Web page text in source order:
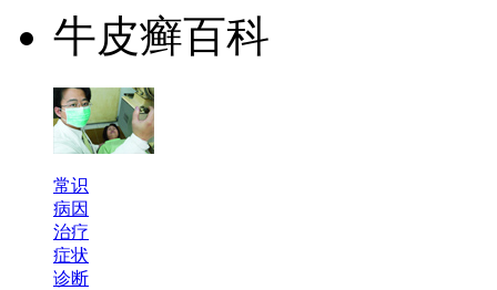
牛皮癣百科
常识
病因
治疗
症状
诊断